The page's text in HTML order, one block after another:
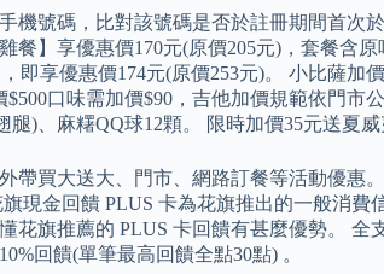
機號碼，比對該號碼是否於註冊期間首次
餐】享優惠價170元(原價205元)，套餐含
即享優惠價174元(原價253元)。 小比薩加
$500口味需加價$90，吉他加價規範依門
腿)、麻糬QQ球12顆。 限時加價35元送夏
帶買大送大、門市、網路訂餐等活動優惠
現金回饋 PLUS 卡為花旗推出的一般消
花旗推薦的 PLUS 卡回饋有甚麼優勢。
回饋(單筆最高回饋全點30點) 。